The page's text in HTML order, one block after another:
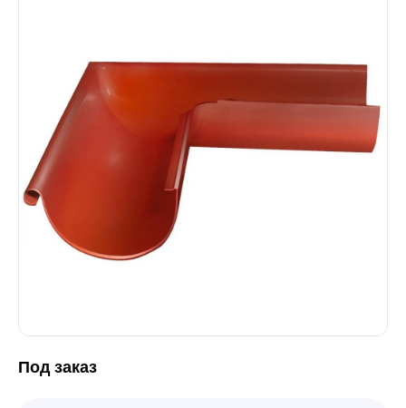
Сваи винтовые
Кровля
Под заказ